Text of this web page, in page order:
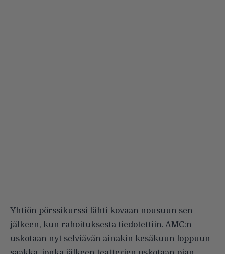
Yhtiön pörssikurssi lähti kovaan nousuun sen
jälkeen, kun rahoituksesta tiedotettiin. AMC:n
uskotaan nyt selviävän ainakin kesäkuun loppuun